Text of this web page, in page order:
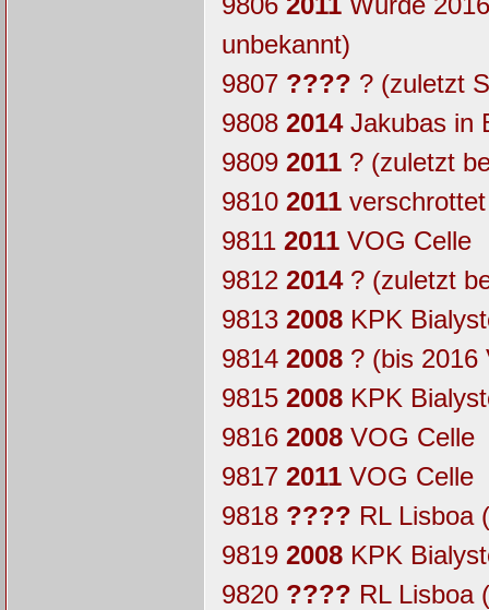
unbekannt)
9807 ???? ? (zuletzt
9808 2014Jakubas in
9809 2011? (zuletzt
9810 2011
9811 2011VOG Celle
9812 2014? (zuletzt
9813 2008KPK
9814 2008? (bis 2016
9815 2008KPK
9816 2008VOG Celle
9817 2011VOG Celle
9818 ???? RL Lisboa
9819 2008KPK
9820 ???? RL Lisboa